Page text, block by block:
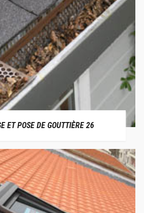
ET POSE DE GOUTTIÈRE 26